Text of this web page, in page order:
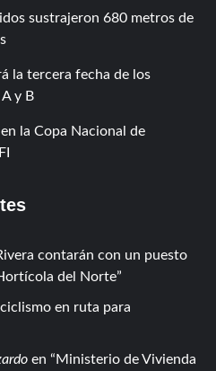
sustrajeron 680 metros de
la tercera fecha de los
y B
la Copa Nacional de
contarán con un puesto
del Norte
en ruta para
en Ministerio de Vivienda